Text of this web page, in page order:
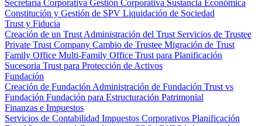
Secretaría Corporativa Gestión Corporativa Sustancia Económica
Constitución y Gestión de SPV Liquidación de Sociedad
Trust y Fiducia
Creación de un Trust Administración del Trust Servicios de Trustee
Private Trust Company Cambio de Trustee Migración de Trust
Family Office Multi-Family Office Trust para Planificación
Sucesoria Trust para Protección de Activos
Fundación
Creación de Fundación Administración de Fundación Trust vs
Fundación Fundación para Estructuración Patrimonial
Finanzas e Impuestos
Servicios de Contabilidad Impuestos Corporativos Planificación